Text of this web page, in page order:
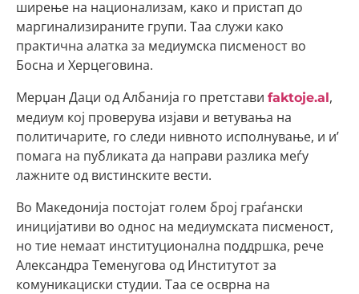
ширење на национализам, како и пристап до
маргинализираните групи. Таа служи како
практична алатка за медиумска писменост во
Босна и Херцеговина.
Мерџан Даци од Албанија го претстави faktoje.al,
медиум кој проверува изјави и ветувања на
политичарите, го следи нивното исполнување, и и’
помага на публиката да направи разлика меѓу
лажните од вистинските вести.
Во Македонија постојат голем број граѓански
иницијативи во однос на медиумската писменост,
но тие немаат институционална поддршка, рече
Александра Теменугова од Институтот за
комуникациски студии. Таа се осврна на